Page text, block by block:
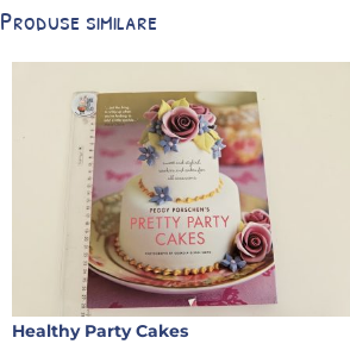
Produse similare
Healthy Party Cakes